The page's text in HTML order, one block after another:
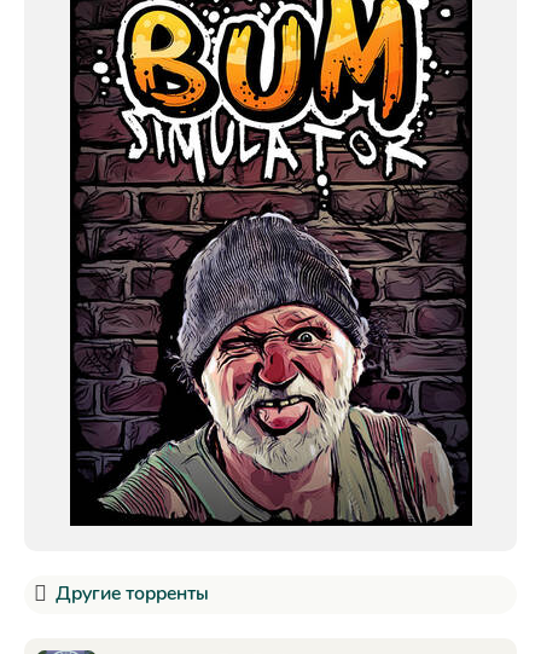
Другие торренты